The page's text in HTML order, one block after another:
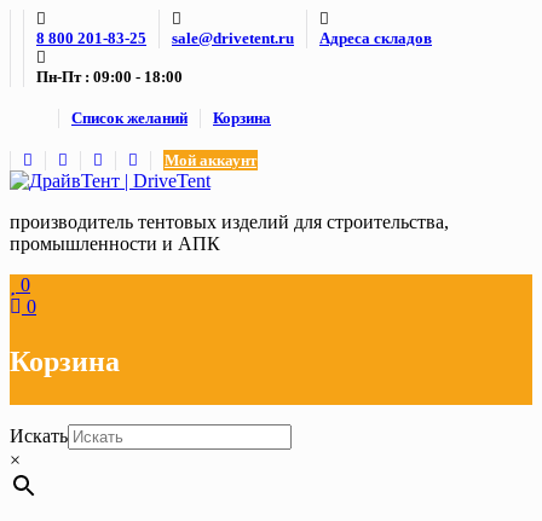
Skip
content
8 800 201-83-25 sale@drivetent.ru Адреса складов
Пн-Пт : 09:00 - 18:00
Список желаний Корзина
Мой аккаунт
производитель тентовых изделий для строительства,
промышленности и АПК
0
0
Корзина
Искать
×